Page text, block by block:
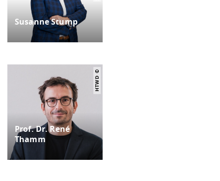
Susanne Stump
Prof. Dr. René
Thamm
HTWD